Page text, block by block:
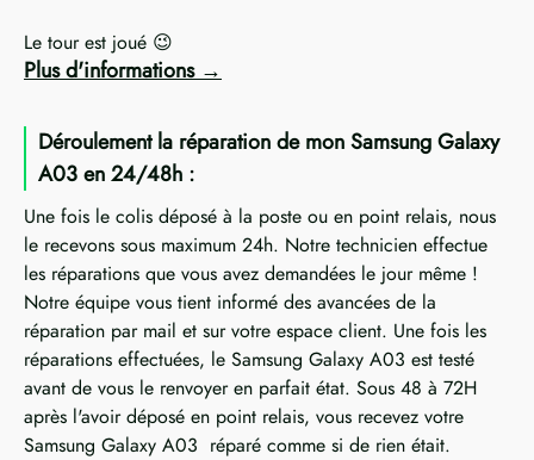
Le tour est joué 😉
Plus d'informations
Déroulement la réparation de mon Samsung Galaxy
A03 en 24/48h :
Une fois le colis déposé à la poste ou en point relais, nous
le recevons sous maximum 24h. Notre technicien effectue
les réparations que vous avez demandées le jour même !
Notre équipe vous tient informé des avancées de la
réparation par mail et sur votre espace client. Une fois les
réparations effectuées, le Samsung Galaxy A03 est testé
avant de vous le renvoyer en parfait état. Sous 48 à 72H
après l'avoir déposé en point relais, vous recevez votre
Samsung Galaxy A03 réparé comme si de rien était.